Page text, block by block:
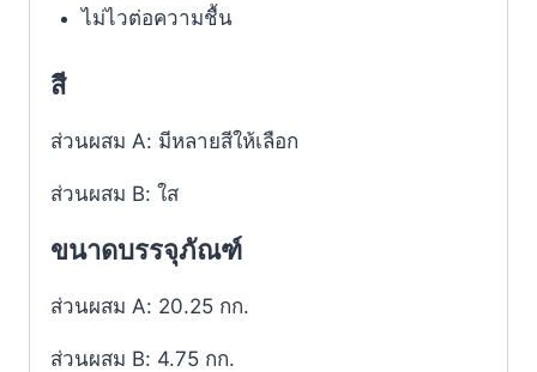
ไม่ไวต่อความชื้น
สี
ส่วนผสม A: มีหลายสีให้เลือก
ส่วนผสม B: ใส
ขนาดบรรจุภัณฑ์
ส่วนผสม A: 20.25 กก.
ส่วนผสม B: 4.75 กก.